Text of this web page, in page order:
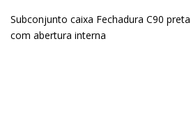
Subconjunto caixa Fechadura C90
com abertura interna